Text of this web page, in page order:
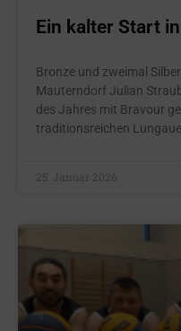
Ein kalter Start
Bronze und zweimal
Mauterndorf Julian
des Jahres mit Bravour
traditionsreichen
25. Januar 2026